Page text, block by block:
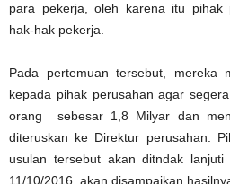
para pekerja, oleh karena itu pihak
hak-hak pekerja.
Pada pertemuan tersebut, mereka
kepada pihak perusahan agar
orang sebesar 1,8 Milyar dan
diteruskan ke Direktur perusahan.
usulan tersebut akan ditndak
11/10/2016 akan disampaikan